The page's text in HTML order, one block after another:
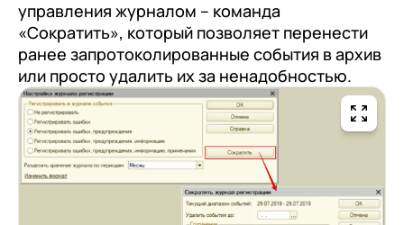
управления журналом – команда
«Сократить», который позволяет перенести
ранее запротоколированные события в архив
или просто удалить их за ненадобностью.